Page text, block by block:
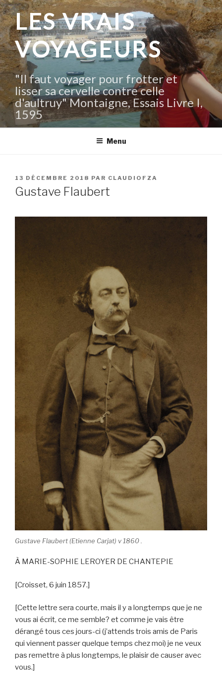
Aller
au
contenu
principal
LES VRAIS
VOYAGEURS
"Il faut voyager pour frotter et
lisser sa cervelle contre celle
d'aultruy" Montaigne, Essais Livre I,
1595
Menu
PUBLIÉ
LE
13 DÉCEMBRE 2018 PAR CLAUDIOFZA
Gustave Flaubert
Gustave Flaubert (Etienne Carjat) v 1860 .
À MARIE-SOPHIE LEROYER DE CHANTEPIE
[Croisset, 6 juin 1857.]
[Cette lettre sera courte, mais il y a longtemps que je ne
vous ai écrit, ce me semble? et comme je vais être
dérangé tous ces jours-ci (j’attends trois amis de Paris
qui viennent passer quelque temps chez moi) je ne veux
pas remettre à plus longtemps, le plaisir de causer avec
vous.]